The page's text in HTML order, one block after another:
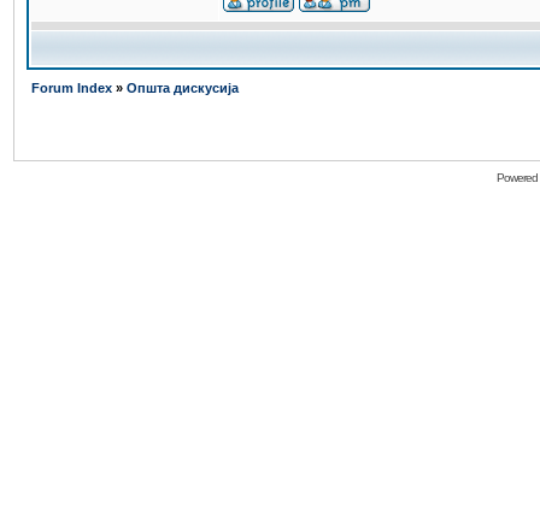
Forum Index » Општа дискусија